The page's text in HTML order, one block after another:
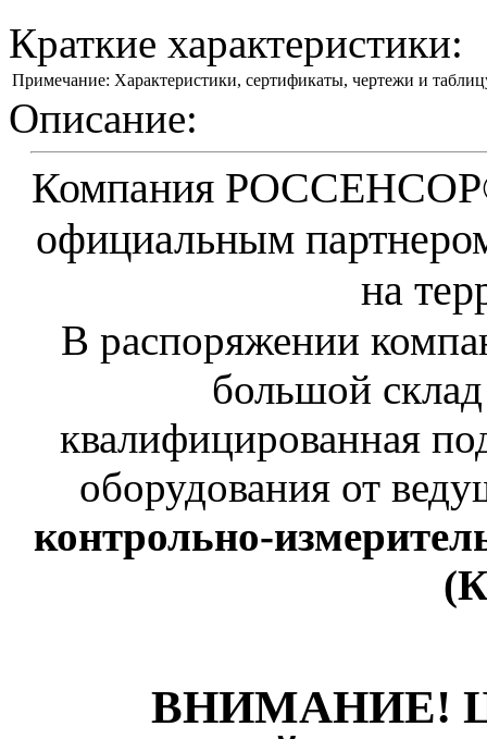
Краткие характеристики:
Примечание: Характеристики, сертификаты, чертежи и
Описание:
Компания
официальным
на
В распоряжении
большой
квалифицированная
оборудования от
контрольно-
ВНИМАНИЕ!